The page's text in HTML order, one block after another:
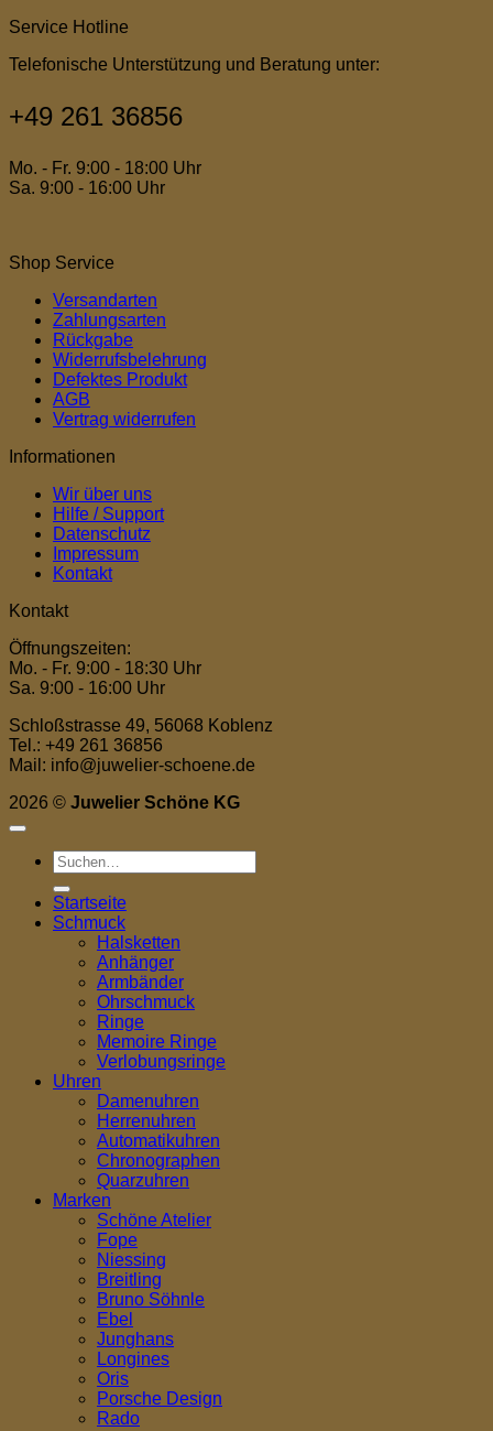
Service Hotline
Telefonische Unterstützung und Beratung unter:
+49 261 36856
Mo. - Fr. 9:00 - 18:00 Uhr
Sa. 9:00 - 16:00 Uhr
Shop Service
Versandarten
Zahlungsarten
Rückgabe
Widerrufsbelehrung
Defektes Produkt
AGB
Vertrag widerrufen
Informationen
Wir über uns
Hilfe / Support
Datenschutz
Impressum
Kontakt
Kontakt
Öffnungszeiten:
Mo. - Fr. 9:00 - 18:30 Uhr
Sa. 9:00 - 16:00 Uhr
Schloßstrasse 49, 56068 Koblenz
Tel.: +49 261 36856
Mail: info@juwelier-schoene.de
2026 © Juwelier Schöne KG
Suchen
nach:
Startseite
Schmuck
Halsketten
Anhänger
Armbänder
Ohrschmuck
Ringe
Memoire Ringe
Verlobungsringe
Uhren
Damenuhren
Herrenuhren
Automatikuhren
Chronographen
Quarzuhren
Marken
Schöne Atelier
Fope
Niessing
Breitling
Bruno Söhnle
Ebel
Junghans
Longines
Oris
Porsche Design
Rado